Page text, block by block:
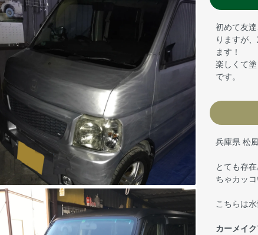
初めて友
りますが
ます！
楽しくて
です。
兵庫県 松
とても存
ちゃカッ
こちらは
カーメイ